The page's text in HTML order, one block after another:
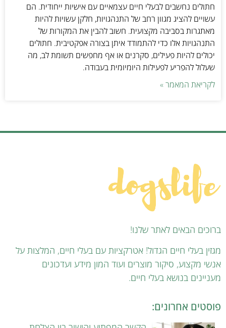
חתולים נחשבים לבעלי חיים עצמאיים עם אישיות ייחודית. הם
עשויים להציג מגוון רחב של התנהגויות, חלקן עשויות להיות
מאתגרות בסביבה מקצועית. חשוב להבין את המקורות של
התנהגויות אלו כדי להתמודד איתן בצורה אפקטיבית. חתולים
יכולים להיות פעילים, סקרנים או אף מחפשים תשומת לב, מה
שעלול להפריע לפעילות היומיומית בעבודה.
לקריאת המאמר »
ברוכים הבאים לאתר שלנו!
מגזין בעלי חיים הגדול! אטרקציות עם בעלי חיים, המלצות על
אנשי מקצוע, סיקור מוצרים ועוד המון מידע ועדכונים
מעניינים בנושא בעלי חיים.
פוסטים אחרונים: